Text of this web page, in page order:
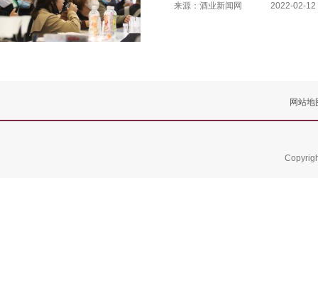
来源：酒业新闻网 2022-02-12
网站地